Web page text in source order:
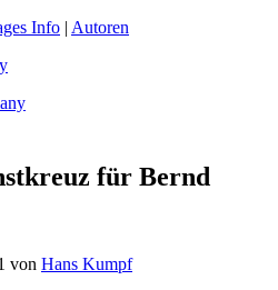
Info | Autoren
für Bernd
von Hans Kumpf